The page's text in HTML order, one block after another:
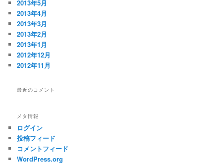
2013年5月
2013年4月
2013年3月
2013年2月
2013年1月
2012年12月
2012年11月
最近のコメント
メタ情報
ログイン
投稿フィード
コメントフィード
WordPress.org